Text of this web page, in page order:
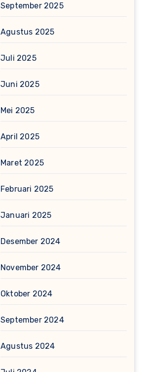
September 2025
Agustus 2025
Juli 2025
Juni 2025
Mei 2025
April 2025
Maret 2025
Februari 2025
Januari 2025
Desember 2024
November 2024
Oktober 2024
September 2024
Agustus 2024